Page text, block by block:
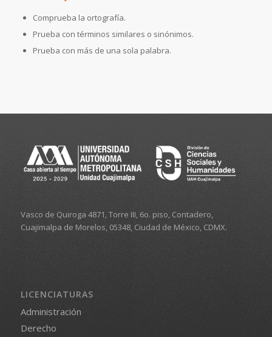
Comprueba la ortografía.
Prueba con términos similares o sinónimos.
Prueba con más de una sola palabra.
Vasco de Quiroga 4871, Torre III, 6o. piso, Contadero,
Cuajimalpa de Morelos, 05348, Ciudad de México, CDMX.
LICENCIATURAS
Administración
Derecho